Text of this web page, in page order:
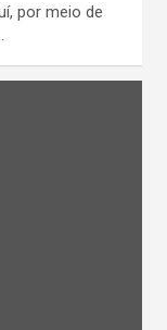
por meio de